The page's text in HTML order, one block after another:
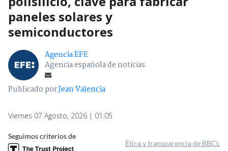
paneles solares y
semiconductores
Agencia EFE
Agencia española de noticias
Publicado porJean Valencia
Viernes 07 Agosto, 2026 | 01:05
Seguimos criterios de
Ética y transparencia de BBCL